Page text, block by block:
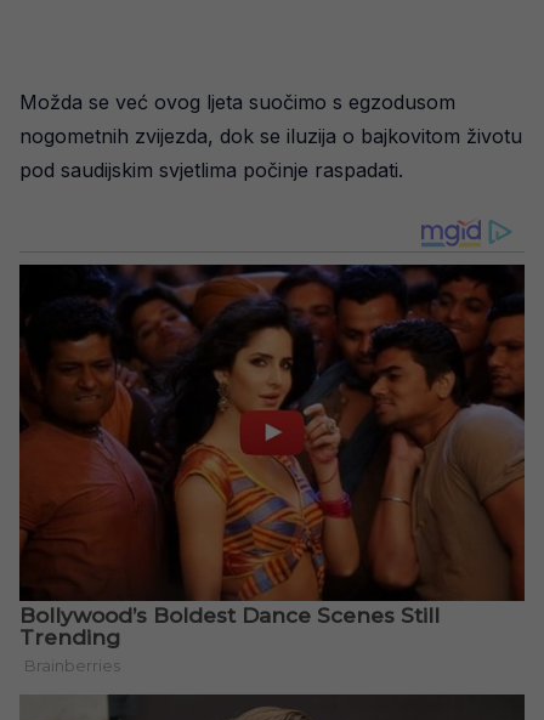
Možda se već ovog ljeta suočimo s egzodusom
nogometnih zvijezda, dok se iluzija o bajkovitom životu
pod saudijskim svjetlima počinje raspadati.